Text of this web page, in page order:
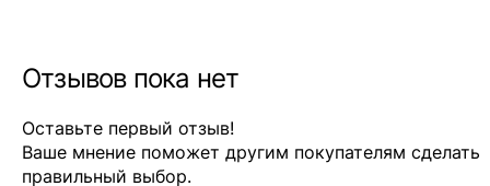
Отзывов пока нет
Оставьте первый отзыв!
Ваше мнение поможет другим покупателям сделать
правильный выбор.